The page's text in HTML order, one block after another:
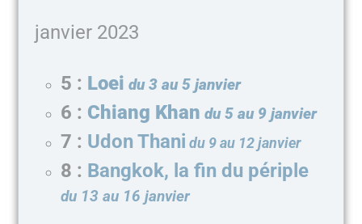
janvier 2023
5 : Loei du 3 au 5 janvier
6 : Chiang Khan du 5 au 9 janvier
7 : Udon Thani du 9 au 12 janvier
8 : Bangkok, la fin du périple
du 13 au 16 janvier